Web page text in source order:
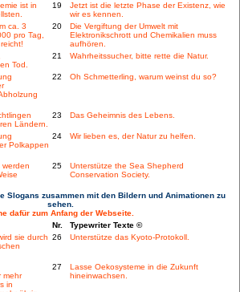
ist in
19
Jetzt ist die letzte Phase der Existenz, wie
wir es kennen.
ca. 3
pro Tag,
20
Die Vergiftung der Umwelt mit
Elektronikschrott und Chemikalien muss
aufhören.
Tod.
21 Wahrheitssucher, bitte rette die Natur.
22 Oh Schmetterling, warum weinst du so?
Ländern.
23 Das Geheimnis des Lebens.
Polkappen
24 Wir lieben es, der Natur zu helfen.
25
Unterstütze the Sea Shepherd
Conservation Society.
Slogans zusammen mit den Bildern und Animationen zu
sehen.
dafür zum Anfang der Webseite.
Nr.
Typewriter Texte ©
sie durch 26 Unterstütze das Kyoto-Protokoll.
mehr
in
27
Lasse Oekosysteme in die Zukunft
hineinwachsen.